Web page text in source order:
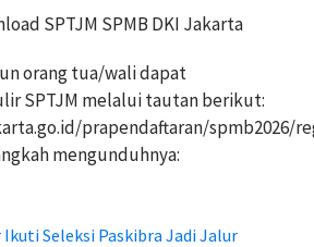
SPTJM SPMB DKI Jakarta
orang tua/wali dapat
SPTJM melalui tautan berikut:
prapendaftaran/spmb2026/
mengunduhnya:
Seleksi Paskibra Jadi Jalur